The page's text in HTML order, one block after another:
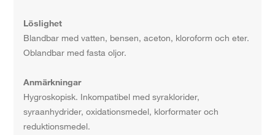
Löslighet
Blandbar med vatten, bensen, aceton, kloroform och eter.
Oblandbar med fasta oljor.
Anmärkningar
Hygroskopisk. Inkompatibel med syraklorider,
syraanhydrider, oxidationsmedel, klorformater och
reduktionsmedel.